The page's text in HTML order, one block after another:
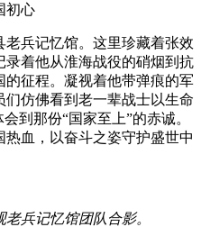
初心
兵记忆馆。这里珍藏着张效
着他从淮海战役的硝烟到抗
征程。凝视着他带弹痕的军
仿佛看到老一辈战士以生命
到那份“国家至上”的赤诚。
血，以奋斗之姿守护盛世中
兵记忆馆团队合影。